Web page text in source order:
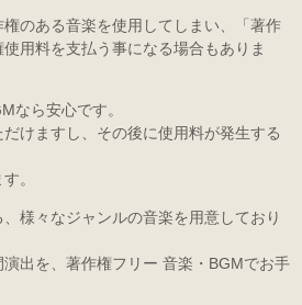
のある音楽を使用してしまい、「著作
用料を支払う事になる場合もありま
なら安心です。
けますし、その後に使用料が発生する
。
様々なジャンルの音楽を用意しており
出を、著作権フリー 音楽・BGMでお手